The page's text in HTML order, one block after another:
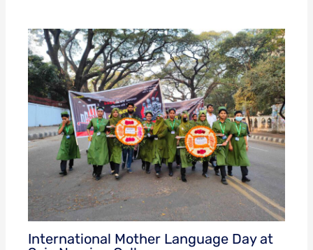
International Mother Language Day at